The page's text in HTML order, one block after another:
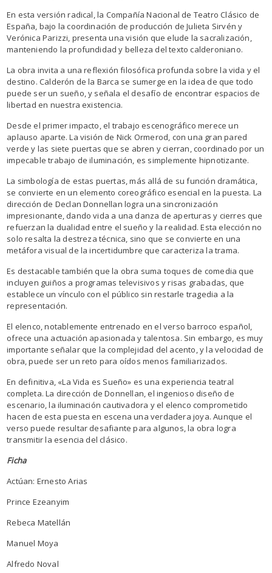
En esta versión radical, la Compañía Nacional de Teatro Clásico de
España, bajo la coordinación de producción de Julieta Sirvén y
Verónica Parizzi, presenta una visión que elude la sacralización,
manteniendo la profundidad y belleza del texto calderoniano.
La obra invita a una reflexión filosófica profunda sobre la vida y el
destino. Calderón de la Barca se sumerge en la idea de que todo
puede ser un sueño, y señala el desafío de encontrar espacios de
libertad en nuestra existencia.
Desde el primer impacto, el trabajo escenográfico merece un
aplauso aparte. La visión de Nick Ormerod, con una gran pared
verde y las siete puertas que se abren y cierran, coordinado por un
impecable trabajo de iluminación, es simplemente hipnotizante.
La simbología de estas puertas, más allá de su función dramática,
se convierte en un elemento coreográfico esencial en la puesta. La
dirección de Declan Donnellan logra una sincronización
impresionante, dando vida a una danza de aperturas y cierres que
refuerzan la dualidad entre el sueño y la realidad. Esta elección no
solo resalta la destreza técnica, sino que se convierte en una
metáfora visual de la incertidumbre que caracteriza la trama.
Es destacable también que la obra suma toques de comedia que
incluyen guiños a programas televisivos y risas grabadas, que
establece un vínculo con el público sin restarle tragedia a la
representación.
El elenco, notablemente entrenado en el verso barroco español,
ofrece una actuación apasionada y talentosa. Sin embargo, es muy
importante señalar que la complejidad del acento, y la velocidad de
obra, puede ser un reto para oídos menos familiarizados.
En definitiva, «La Vida es Sueño» es una experiencia teatral
completa. La dirección de Donnellan, el ingenioso diseño de
escenario, la iluminación cautivadora y el elenco comprometido
hacen de esta puesta en escena una verdadera joya. Aunque el
verso puede resultar desafiante para algunos, la obra logra
transmitir la esencia del clásico.
Ficha
Actúan: Ernesto Arias
Prince Ezeanyim
Rebeca Matellán
Manuel Moya
Alfredo Noval